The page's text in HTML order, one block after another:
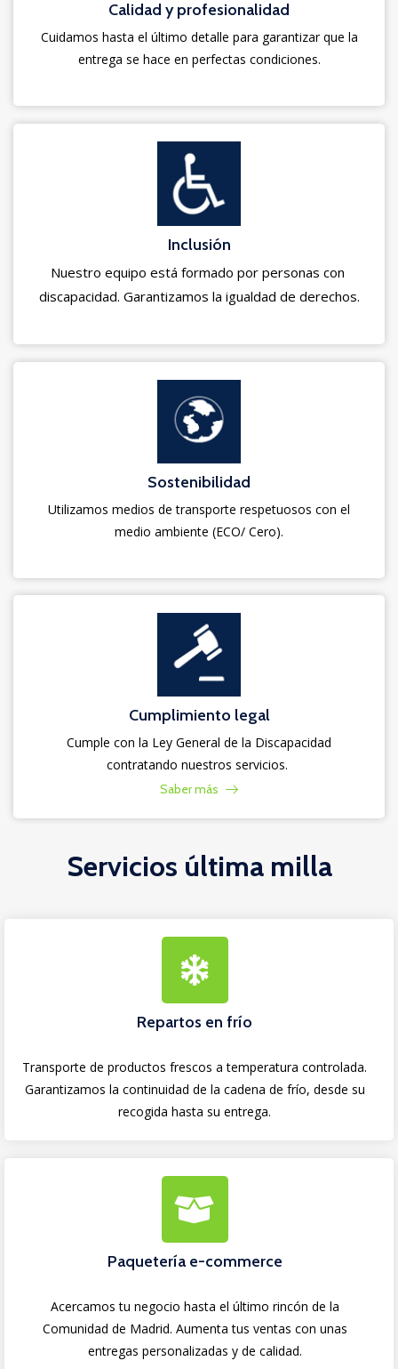
Calidad y profesionalidad
Cuidamos hasta el último detalle para garantizar que la
entrega se hace en perfectas condiciones.
Inclusión
Nuestro equipo está formado por personas con
discapacidad. Garantizamos la igualdad de derechos.
Sostenibilidad
Utilizamos medios de transporte respetuosos con el
medio ambiente (ECO/ Cero).​
Cumplimiento legal​
Cumple con la Ley General de la Discapacidad
contratando nuestros servicios. ​
Saber más
Servicios última milla
Repartos en frío
Transporte de productos frescos a temperatura controlada.
Garantizamos la continuidad de la cadena de frío, desde su
recogida hasta su entrega.
Paquetería e-commerce
Acercamos tu negocio hasta el último rincón de la
Comunidad de Madrid. Aumenta tus ventas con unas
entregas personalizadas y de calidad.